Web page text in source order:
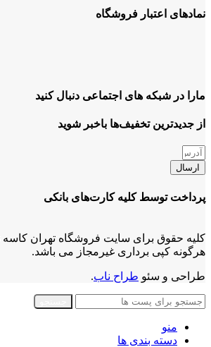
نمادهای اعتبار فروشگاه
مارا در شبکه های اجتماعی دنبال کنید
از جدیدترین تخفیف‌ها باخبر شوید
ارسال
پرداخت توسط کلیه کارت‌های بانکی
کلیه حقوق برای سایت فروشگاه تهران کاسه
هرگونه کپی برداری غیرمجاز می باشد.
طراحی و سئو طراح ناب.
منو
دسته بندی ها